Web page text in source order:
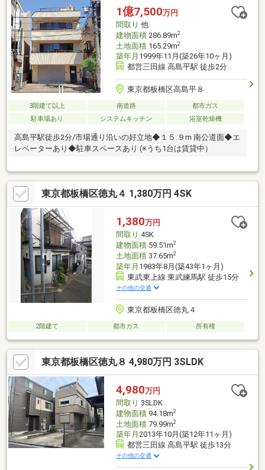
貼・室内クリーニング
1億7,500万円
間取り 他
建物面積286.89m2
土地面積165.29m2
築年月 1999年11月(築26年10ヶ月)
都営三田線 高島平駅 徒歩2分
東京都板橋区高島平８
3階建て以上 南道路
都市ガス
駐車場あり
システムキッチン 浴室乾燥機
高島平駅徒歩2分/市場通り沿いの好立地◆１５.９m 南公道面◆エ
レベーターあり◆駐車スペースあり (※うち1台は賃貸中）
東京都板橋区徳丸４ 1,380万円 4SK
1,380万円
間取り 4SK
建物面積59.51m2
土地面積37.65m2
築年月 1983年8月(築43年1ヶ月)
東武東上線 東武練馬駅 徒歩15分
その他の交通
東京都板橋区徳丸４
2階建て 都市ガス 所有権
東京都板橋区徳丸８ 4,980万円 3SLDK
4,980万円
間取り 3SLDK
建物面積94.18m2
土地面積79.99m2
築年月 2013年10月(築12年11ヶ月)
都営三田線 高島平駅 徒歩13分
その他の交通